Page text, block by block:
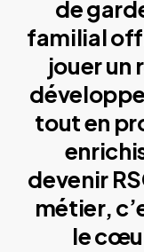
de
familial
jouer un
tout en
devenir
métier,
le